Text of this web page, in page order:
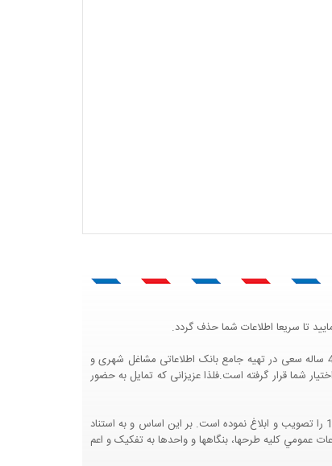
تا سریعا اطلاعات شما حذف گردد.
پرتال مشاغل ایران در جهت رشد فرهنگ بازاریابی و کمک به جامعه بازاریابی و اقتصاد کشور عزیزمان این وب سایت را راه اندازی نموده و با تلاش و کوشش 4 ساله سعی در تهیه جامع بانک اطلاعاتی مشاغل شهری و
شما قرار گرفته است.فلذا عزیزانی که تمایل به حضور
هيئت محترم دولت طي مصوبه شماره 99517/ت49016 ه مورخ 01/09/1393، آيين نامه اجرايي قانون انتشار و دسترسي آزاد به اطلاعات مصوب سال 1388 را تصويب و ابلاغ نموده است. بر اين اساس و به استناد
برنامه وزارت متبوع مبني بر اينکه اطلاعات عمومي کليه طرحها، بنگاهها و واحدها به تفکيک و اعم